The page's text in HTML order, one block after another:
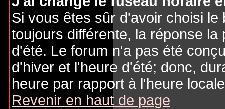
Si vous êtes sûr d'avoir choisi
toujours différente, la réponse
d'été. Le forum n'a pas été
d'hiver et l'heure d'été; donc,
heure par rapport à l'heure
Revenir en haut de page